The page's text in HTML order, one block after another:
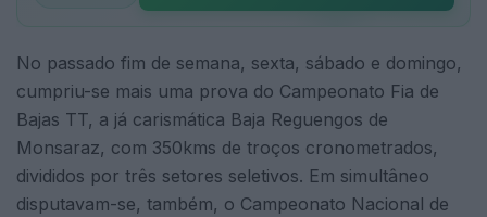
No passado fim de semana, sexta, sábado e domingo,
cumpriu-se mais uma prova do Campeonato Fia de
Bajas TT, a já carismática Baja Reguengos de
Monsaraz, com 350kms de troços cronometrados,
divididos por três setores seletivos. Em simultâneo
disputavam-se, também, o Campeonato Nacional de